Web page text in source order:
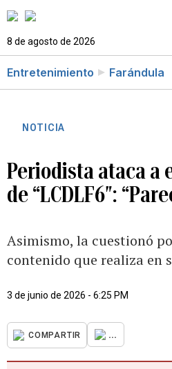
8 de agosto de 2026
Entretenimiento Farándula
NOTICIA
Periodista ataca a
de “LCDLF6″:
Asimismo, la cuestionó
contenido que realiza en
3 de junio de 2026 - 6:25 PM
COMPARTIR ...